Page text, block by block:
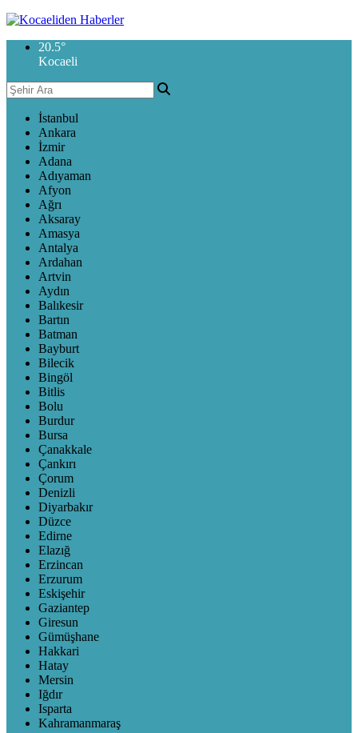
20.5°
Kocaeli
İstanbul
Ankara
İzmir
Adana
Adıyaman
Afyon
Ağrı
Aksaray
Amasya
Antalya
Ardahan
Artvin
Aydın
Balıkesir
Bartın
Batman
Bayburt
Bilecik
Bingöl
Bitlis
Bolu
Burdur
Bursa
Çanakkale
Çankırı
Çorum
Denizli
Diyarbakır
Düzce
Edirne
Elazığ
Erzincan
Erzurum
Eskişehir
Gaziantep
Giresun
Gümüşhane
Hakkari
Hatay
Mersin
Iğdır
Isparta
Kahramanmaraş